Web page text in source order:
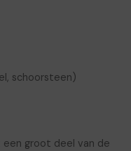
schoorsteen)
een groot deel van de